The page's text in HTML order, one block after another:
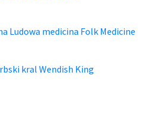
Ludowa medicina Folk Medicine
kral Wendish King